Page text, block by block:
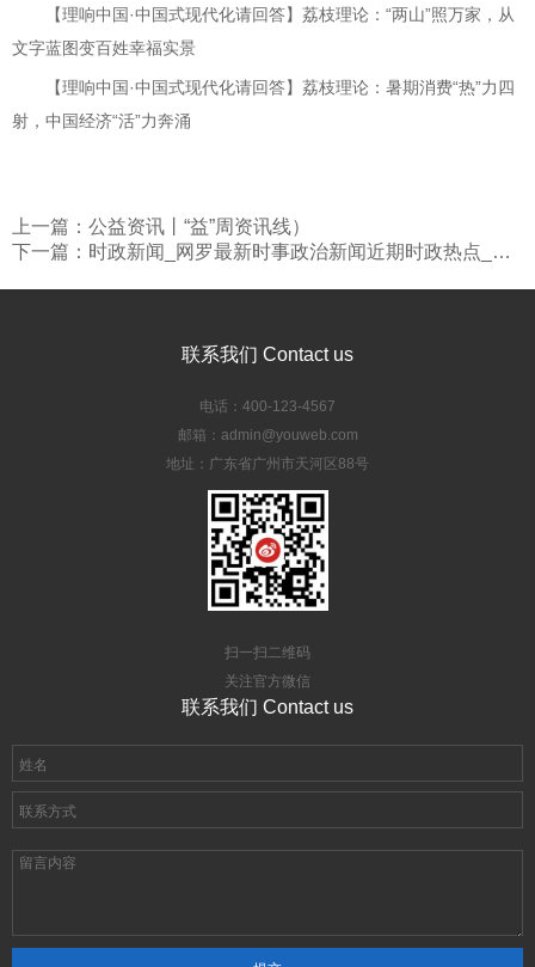
【理响中国·中国式现代化请回答】荔枝理论：“两山”照万家，从
文字蓝图变百姓幸福实景
【理响中国·中国式现代化请回答】荔枝理论：暑期消费“热”力四
射，中国经济“活”力奔涌
上一篇：公益资讯丨“益”周资讯线）
下一篇：时政新闻_网罗最新时事政治新闻近期时政热点_海峡网
联系我们 Contact us
电话：400-123-4567
邮箱：admin@youweb.com
地址：广东省广州市天河区88号
扫一扫二维码
关注官方微信
联系我们 Contact us